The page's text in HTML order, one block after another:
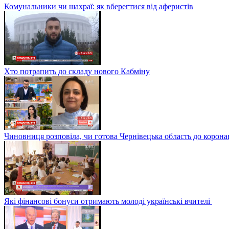
Комунальники чи шахраї: як вберегтися від аферистів
Хто потрапить до складу нового Кабміну
Чиновниця розповіла, чи готова Чернівецька область до
Які фінансові бонуси отримають молоді українські вчителі